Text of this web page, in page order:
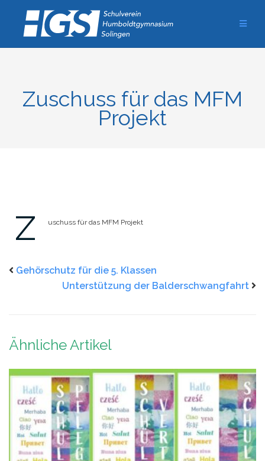
Inhalt
springen
Zuschuss für das MFM
Projekt
Z uschuss für das MFM Projekt
Gehörschutz für die 5. Klassen
Unterstützung der Balderschwangfahrt
Ähnliche Artikel